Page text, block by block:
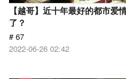
【越哥】近十年最好的都市爱
了？
# 67
2022-06-26 02:42